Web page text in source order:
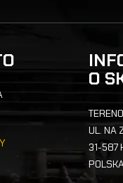
O
UL. NA
31-587